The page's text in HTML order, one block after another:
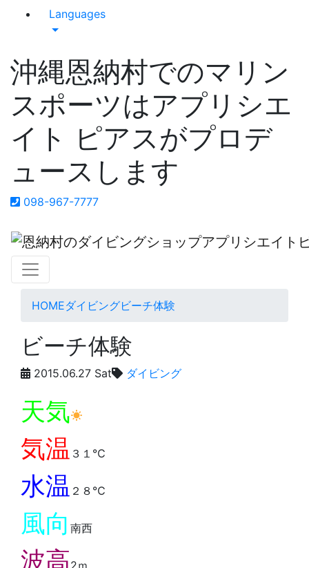
Languages
沖縄恩納村でのマリン
スポーツはアプリシエ
イト ピアスがプロデ
ュースします
098-967-7777
HOMEダイビングビーチ体験
ビーチ体験
2015.06.27 Sat ダイビング
天気
気温 ３１℃
水温 ２８℃
風向 南西
波高2ｍ